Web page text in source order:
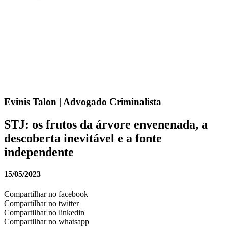
Evinis Talon | Advogado Criminalista
STJ: os frutos da árvore envenenada, a
descoberta inevitável e a fonte
independente
15/05/2023
Compartilhar no facebook
Compartilhar no twitter
Compartilhar no linkedin
Compartilhar no whatsapp